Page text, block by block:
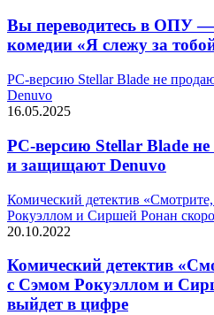
Вы переводитесь в ОПУ
комедии «Я слежу за
PC-версию Stellar Blade не
Denuvo
16.05.2025
PC-версию Stellar Blade
и защищают Denuvo
Комический детектив
Рокуэллом и Сиршей Ронан
20.10.2022
Комический детектив
с Сэмом Рокуэллом и
выйдет в цифре